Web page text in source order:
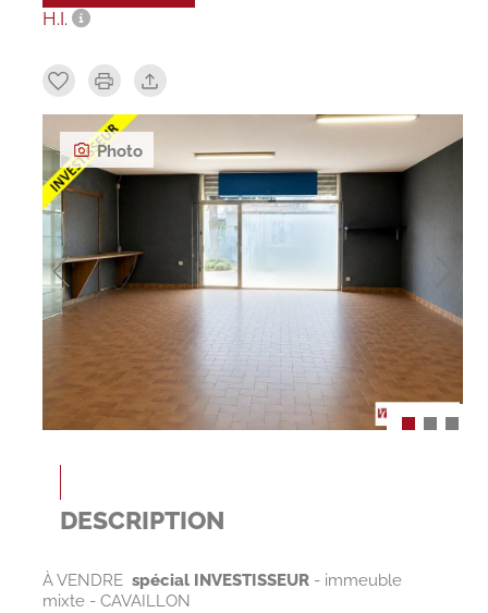
Photo
DESCRIPTION
À VENDRE  spécial INVESTISSEUR- immeuble
mixte - CAVAILLON
H.I.